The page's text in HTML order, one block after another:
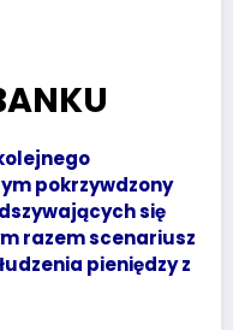
pokrzywdzony
się
razem scenariusz
pieniędzy z